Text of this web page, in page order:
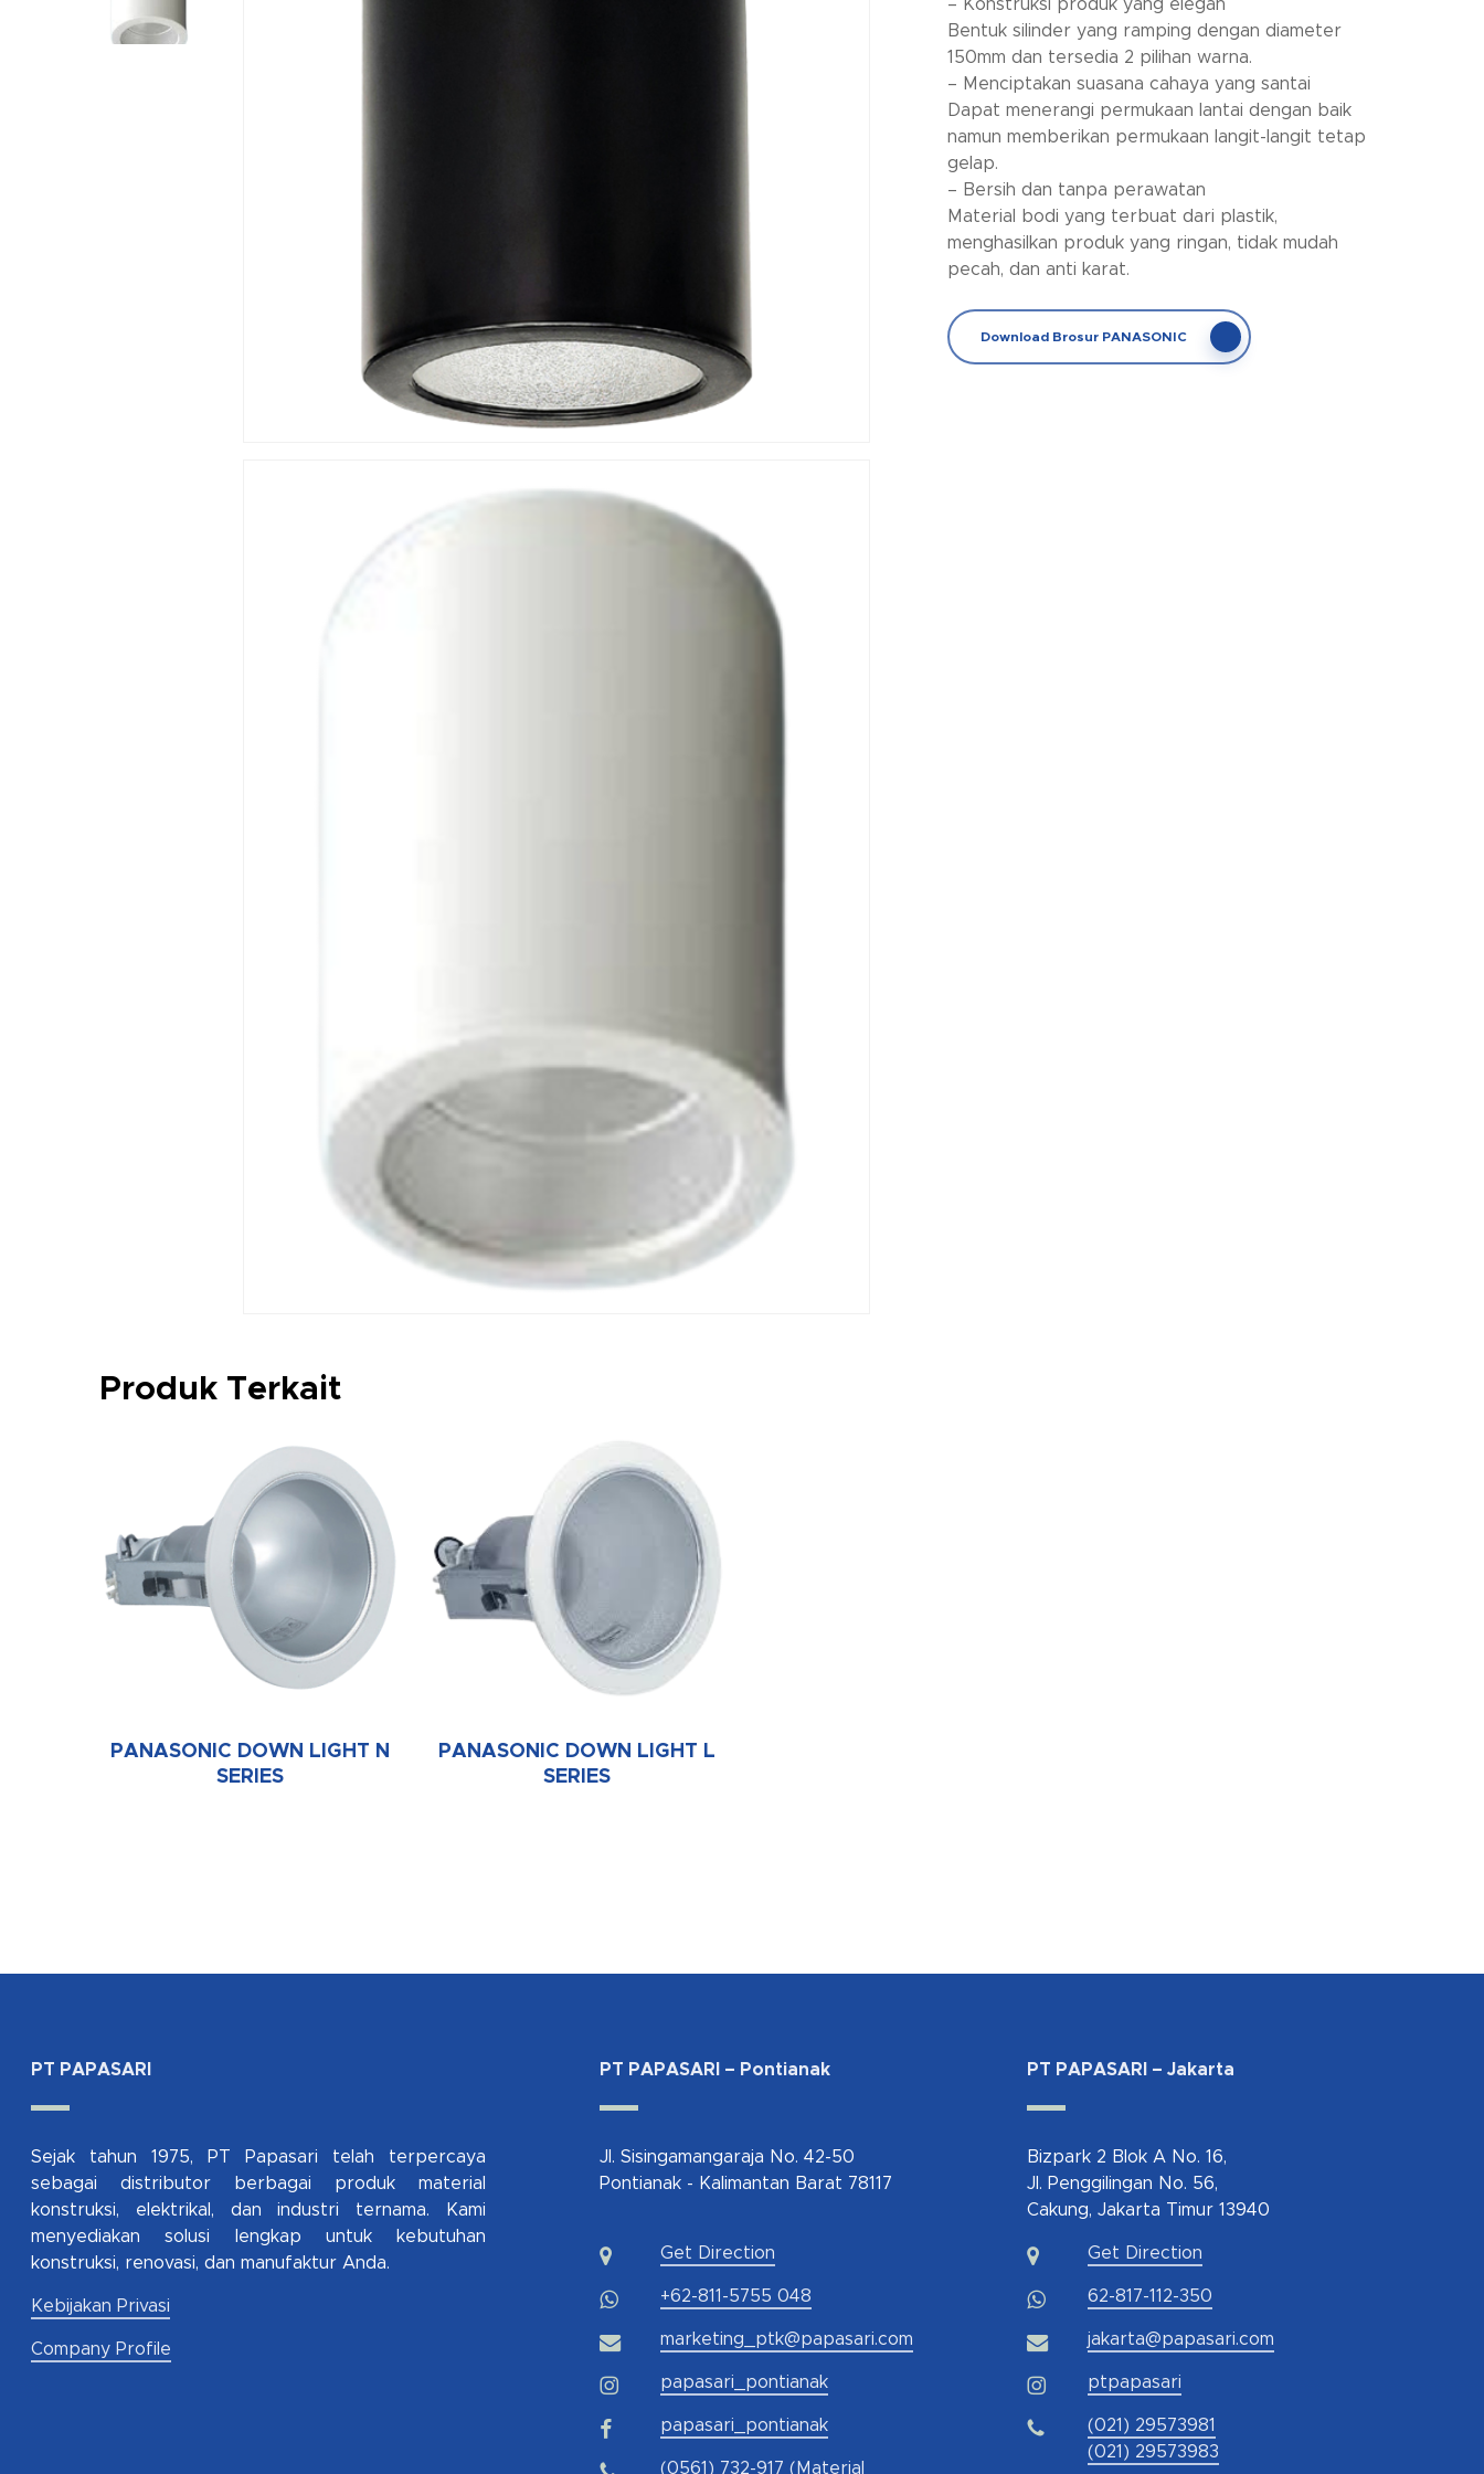
– Konstruksi produk yang elegan
Bentuk silinder yang ramping dengan diameter
150mm dan tersedia 2 pilihan warna.
– Menciptakan suasana cahaya yang santai
Dapat menerangi permukaan lantai dengan baik
namun memberikan permukaan langit-langit tetap
gelap.
– Bersih dan tanpa perawatan
Material bodi yang terbuat dari plastik,
menghasilkan produk yang ringan, tidak mudah
pecah, dan anti karat.
Download Brosur PANASONIC
Produk Terkait
PANASONIC DOWN LIGHT N
SERIES
PANASONIC DOWN LIGHT L
SERIES
PT PAPASARI
Sejak tahun 1975, PT Papasari telah terpercaya
sebagai distributor berbagai produk material
konstruksi, elektrikal, dan industri ternama. Kami
menyediakan solusi lengkap untuk kebutuhan
konstruksi, renovasi, dan manufaktur Anda.
Kebijakan Privasi
Company Profile
PT PAPASARI – Pontianak
Jl. Sisingamangaraja No. 42-50
Pontianak - Kalimantan Barat 78117
Get Direction
+62-811-5755 048
marketing_ptk@papasari.com
papasari_pontianak
papasari_pontianak
(0561) 732-917 (Material
PT PAPASARI – Jakarta
Bizpark 2 Blok A No. 16,
Jl. Penggilingan No. 56,
Cakung, Jakarta Timur 13940
Get Direction
62-817-112-350
jakarta@papasari.com
ptpapasari
(021) 29573981
(021) 29573983